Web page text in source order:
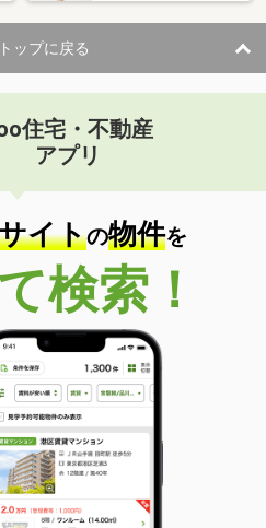
ップに戻る
住宅・不動産
アプリ
イトの物件を
検索！